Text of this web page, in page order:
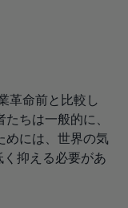
革命前と比較し
ちは一般的に、
めには、世界の気
抑える必要があ